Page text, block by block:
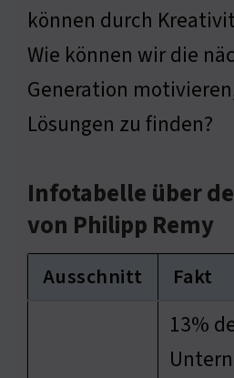
können durch
Wie können wir die
Generation
Lösungen zu finden?
Infotabelle über
von Philipp Remy
Ausschnitt Fakt
13%